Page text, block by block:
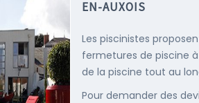
EN-AUXOIS
Les piscinistes
fermetures de piscine
de la piscine tout au
Pour demander des